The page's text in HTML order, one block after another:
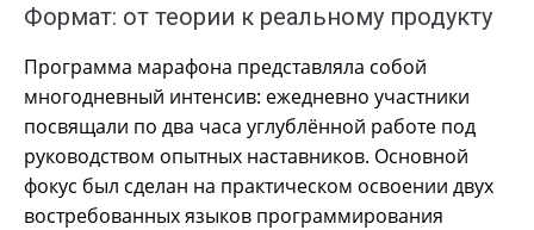
Формат: от теории к реальному продукту
Программа марафона представляла собой
многодневный интенсив: ежедневно участники
посвящали по два часа углублённой работе под
руководством опытных наставников. Основной
фокус был сделан на практическом освоении двух
востребованных языков программирования